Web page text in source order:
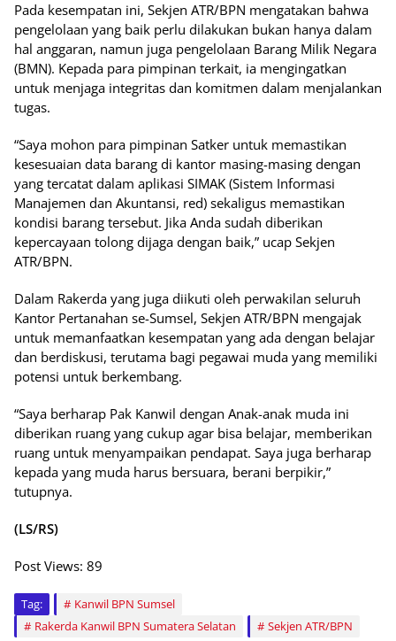
Pada kesempatan ini, Sekjen ATR/BPN mengatakan bahwa
pengelolaan yang baik perlu dilakukan bukan hanya dalam
hal anggaran, namun juga pengelolaan Barang Milik Negara
(BMN). Kepada para pimpinan terkait, ia mengingatkan
untuk menjaga integritas dan komitmen dalam menjalankan
tugas.
“Saya mohon para pimpinan Satker untuk memastikan
kesesuaian data barang di kantor masing-masing dengan
yang tercatat dalam aplikasi SIMAK (Sistem Informasi
Manajemen dan Akuntansi, red) sekaligus memastikan
kondisi barang tersebut. Jika Anda sudah diberikan
kepercayaan tolong dijaga dengan baik,” ucap Sekjen
ATR/BPN.
Dalam Rakerda yang juga diikuti oleh perwakilan seluruh
Kantor Pertanahan se-Sumsel, Sekjen ATR/BPN mengajak
untuk memanfaatkan kesempatan yang ada dengan belajar
dan berdiskusi, terutama bagi pegawai muda yang memiliki
potensi untuk berkembang.
“Saya berharap Pak Kanwil dengan Anak-anak muda ini
diberikan ruang yang cukup agar bisa belajar, memberikan
ruang untuk menyampaikan pendapat. Saya juga berharap
kepada yang muda harus bersuara, berani berpikir,”
tutupnya.
(LS/RS)
Post Views: 89
Tag:
Kanwil BPN Sumsel
Rakerda Kanwil BPN Sumatera Selatan
Sekjen ATR/BPN